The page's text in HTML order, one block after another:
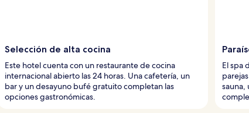
Selección de alta cocina
Este hotel cuenta con un restaurante de cocina
internacional abierto las 24 horas. Una cafetería, un
bar y un desayuno bufé gratuito completan las
opciones gastronómicas.
El spa
sauna,